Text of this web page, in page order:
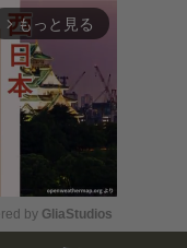
arrow_forward_ios もっと見る
by GliaStudios